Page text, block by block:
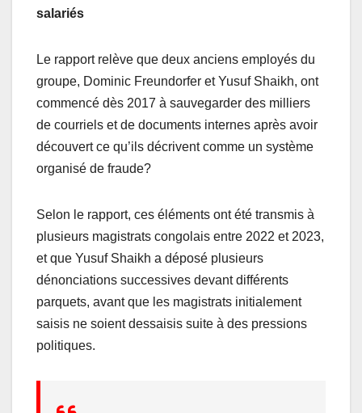
salariés
Le rapport relève que deux anciens employés du
groupe, Dominic Freundorfer et Yusuf Shaikh, ont
commencé dès 2017 à sauvegarder des milliers
de courriels et de documents internes après avoir
découvert ce qu’ils décrivent comme un système
organisé de fraude?
Selon le rapport, ces éléments ont été transmis à
plusieurs magistrats congolais entre 2022 et 2023,
et que Yusuf Shaikh a déposé plusieurs
dénonciations successives devant différents
parquets, avant que les magistrats initialement
saisis ne soient dessaisis suite à des pressions
politiques.